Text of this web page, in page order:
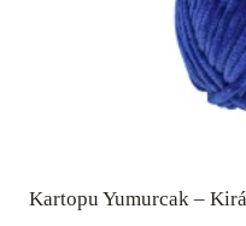
Kartopu Yumurcak –